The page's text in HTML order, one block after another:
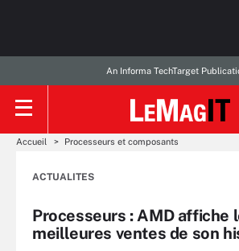
An Informa TechTarget
Accueil Processeurs et composants
ACTUALITES
Processeurs : AMD affiche
meilleures ventes de son